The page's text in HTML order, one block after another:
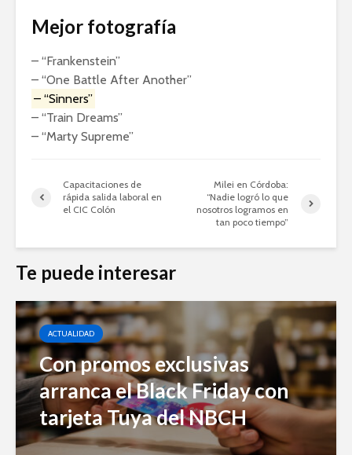
Mejor fotografía
– “Frankenstein”
– “One Battle After Another”
– “Sinners”
– “Train Dreams”
– “Marty Supreme”
Capacitaciones de
rápida salida laboral en
el CIC Colón
Milei en Córdoba:
“Nadie logró lo que
nosotros logramos en
tan poco tiempo”
Te puede interesar
ACTUALIDAD
Con promos exclusivas
arranca el Black Friday con
tarjeta Tuya del NBCH